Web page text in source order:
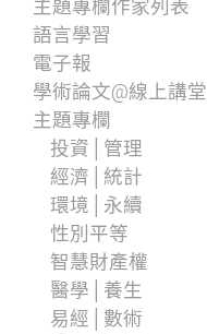
主題專欄作家列表
語言學習
電子報
學術論文@線上講堂
主題專欄
投資│管理
經濟│統計
環境│永續
性別平等
智慧財產權
醫學│養生
易經│數術